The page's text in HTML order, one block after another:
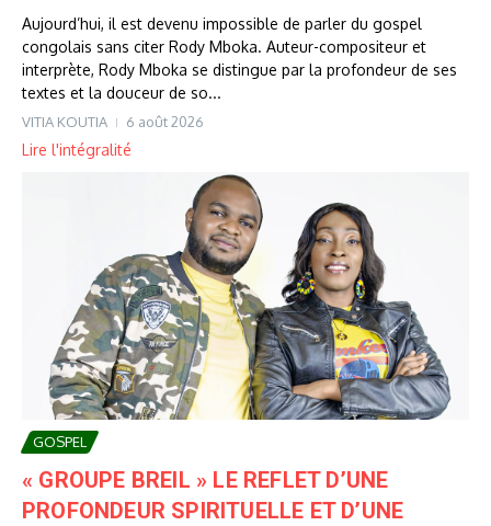
Aujourd’hui, il est devenu impossible de parler du gospel
congolais sans citer Rody Mboka. Auteur-compositeur et
interprète, Rody Mboka se distingue par la profondeur de ses
textes et la douceur de so...
VITIA KOUTIA 6 août 2026
Lire l'intégralité
GOSPEL
« GROUPE BREIL » LE REFLET D’UNE
PROFONDEUR SPIRITUELLE ET D’UNE